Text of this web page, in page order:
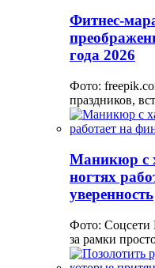
Фитнес-
года 2026
Фото:
праздников,
Маникюр с
ногтях
уверенность
Фото:
за рамки